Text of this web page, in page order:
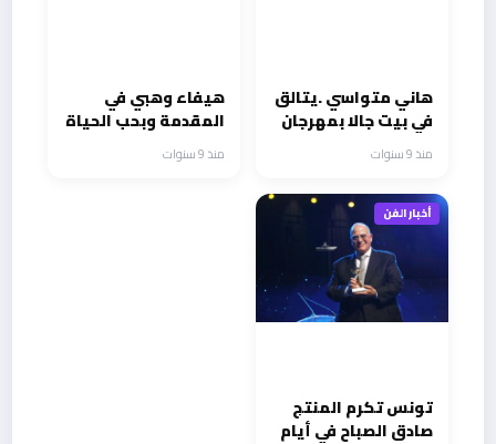
هاني متواسي .يتالق
في بيت جالا بمهرجان
الفصح الاولمنذ 9 سنوات
هيفاء وهبي في
المقدمة وبحب الحياة
اولآ علي انغامي في
الوطن العربي
منذ 9 سنوات
أخبار الفن
تونس تكرم المنتج
صادق الصباح في أيام